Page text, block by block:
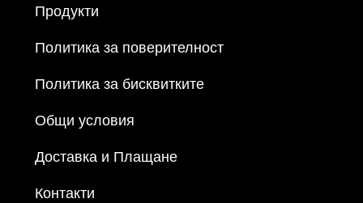
Продукти
Политика за поверителност
Политика за бисквитките
Общи условия
Доставка и Плащане
Контакти